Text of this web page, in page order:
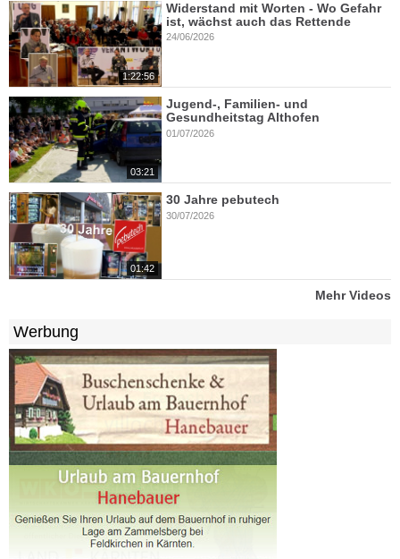
1:22:56
Widerstand mit Worten - Wo Gefahr
ist, wächst auch das Rettende
24/06/2026
03:21
Jugend-, Familien- und
Gesundheitstag Althofen
01/07/2026
01:42
30 Jahre pebutech
30/07/2026
Mehr Videos
Werbung